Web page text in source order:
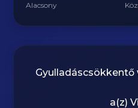
Alacsony
a(z)